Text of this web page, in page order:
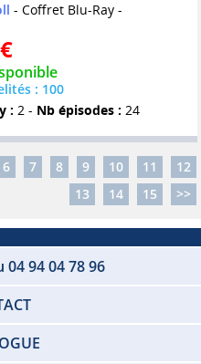
- Coffret Blu-Ray -
: 100
: 2 - Nb épisodes : 24
6 7 8 9 10 11
12
13
14 15 >>
94 04 78 96